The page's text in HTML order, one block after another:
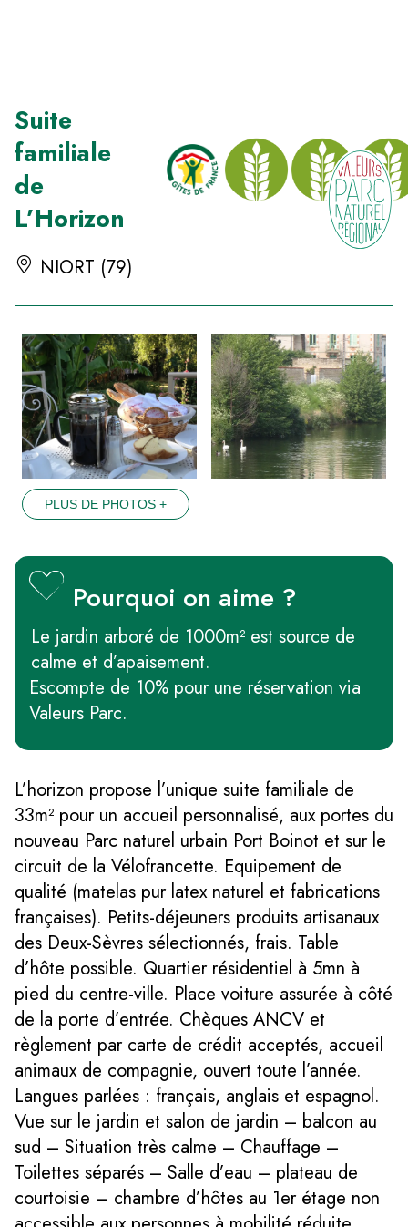
Suite
familiale
de
L’Horizon
NIORT (79)
PLUS DE PHOTOS +
Pourquoi on aime ?
Le jardin arboré de 1000m² est source de
calme et d’apaisement.
Escompte de 10% pour une réservation via
Valeurs Parc.
L’horizon propose l’unique suite familiale de
33m² pour un accueil personnalisé, aux portes du
nouveau Parc naturel urbain Port Boinot et sur le
circuit de la Vélofrancette. Equipement de
qualité (matelas pur latex naturel et fabrications
françaises). Petits-déjeuners produits artisanaux
des Deux-Sèvres sélectionnés, frais. Table
d’hôte possible. Quartier résidentiel à 5mn à
pied du centre-ville. Place voiture assurée à côté
de la porte d’entrée. Chèques ANCV et
règlement par carte de crédit acceptés, accueil
animaux de compagnie, ouvert toute l’année.
Langues parlées : français, anglais et espagnol.
Vue sur le jardin et salon de jardin – balcon au
sud – Situation très calme – Chauffage –
Toilettes séparés – Salle d’eau – plateau de
courtoisie – chambre d’hôtes au 1er étage non